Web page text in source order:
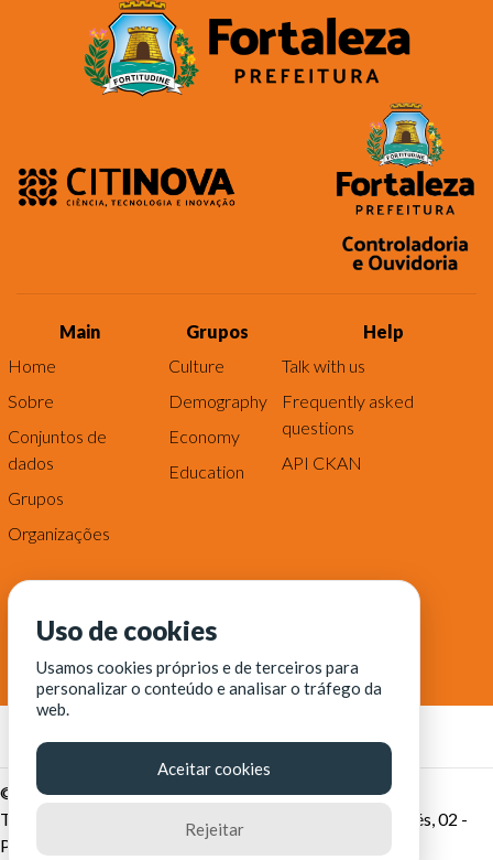
Main
Home
Sobre
Conjuntos de
dados
Grupos
Organizações
Grupos
Culture
Demography
Economy
Education
Help
Talk with us
Frequently asked
questions
API CKAN
© Fortaleza Digital || CITINOVA - Fundação de Ciência,
Tecnologia e Inovação de Fortaleza - Rua dos Tremembés, 02 -
Praia de Iracema - Fortaleza-CE
Uso de cookies
Usamos cookies próprios e de terceiros para
personalizar o conteúdo e analisar o tráfego da
web.
Aceitar cookies
Rejeitar